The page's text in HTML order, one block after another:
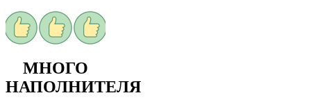
МНОГО
НАПОЛНИТЕЛЯ